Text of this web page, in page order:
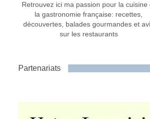
Retrouvez ici ma passion pour la cuisine
la gastronomie française: recettes,
découvertes, balades gourmandes et
sur les restaurants
Partenariats